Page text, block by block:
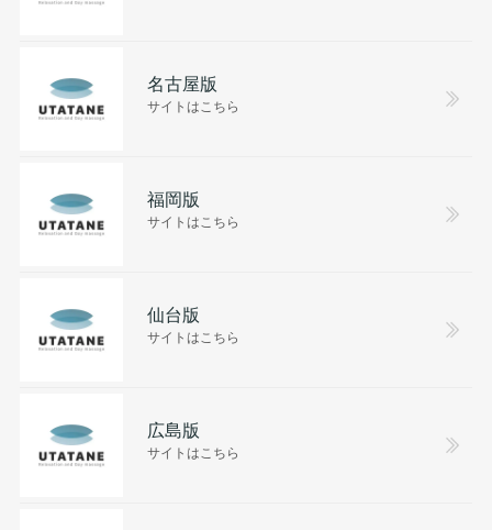
名古屋版
サイトはこちら
福岡版
サイトはこちら
仙台版
サイトはこちら
広島版
サイトはこちら